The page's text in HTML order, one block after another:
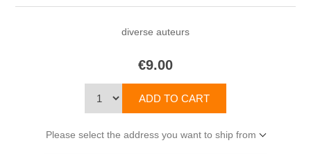
diverse auteurs
€9.00
Please select the address you want to ship from